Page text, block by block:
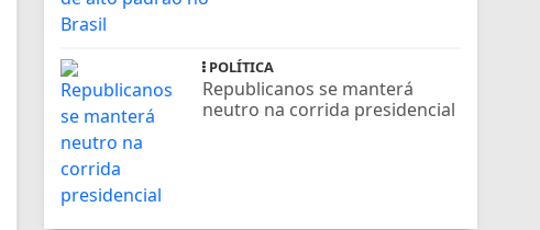
POLÍTICA
Republicanos se manterá
neutro na corrida presidencial